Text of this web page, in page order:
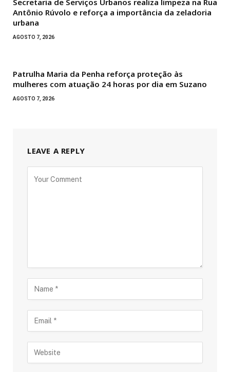
Antônio Rúvolo e reforça a importância da zeladoria
urbana
AGOSTO 7, 2026
Patrulha Maria da Penha reforça proteção às
mulheres com atuação 24 horas por dia em Suzano
AGOSTO 7, 2026
LEAVE A REPLY